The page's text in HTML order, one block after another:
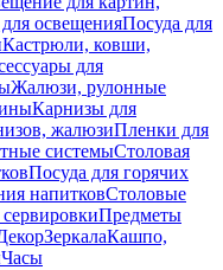
освещенияПосуда для
Кастрюли, ковши,
для
Жалюзи, рулонные
Карнизы для
жалюзиПленки для
системыСтоловая
Посуда для горячих
напитковСтоловые
Предметы
ЗеркалаКашпо,
Часы